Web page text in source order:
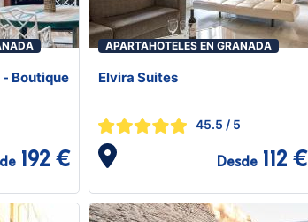
- Boutique
192 €
APARTAHOTELES EN GRANADA
Elvira Suites
45.5 / 5
Desde 112 €